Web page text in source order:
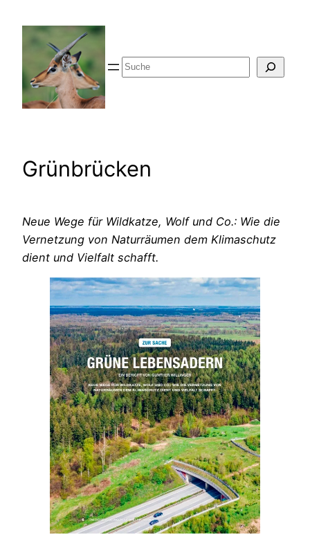
springen
Suche
Grünbrücken
Neue Wege für Wildkatze, Wolf und Co.: Wie die
Vernetzung von Naturräumen dem Klimaschutz
dient und Vielfalt schafft.